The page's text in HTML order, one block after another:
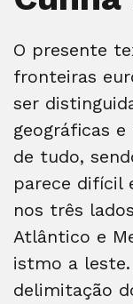
O presente
fronteiras
ser
geográficas
de tudo,
parece difícil
nos três
Atlântico e
istmo a
delimitação